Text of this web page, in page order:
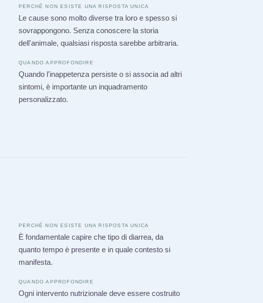
PERCHÉ NON ESISTE UNA RISPOSTA UNICA
Le cause sono molto diverse tra loro e spesso si
sovrappongono. Senza conoscere la storia
dell'animale, qualsiasi risposta sarebbe arbitraria.
QUANDO APPROFONDIRE
Quando l'inappetenza persiste o si associa ad altri
sintomi, è importante un inquadramento
personalizzato.
PERCHÉ NON ESISTE UNA RISPOSTA UNICA
È fondamentale capire che tipo di diarrea, da
quanto tempo è presente e in quale contesto si
manifesta.
QUANDO APPROFONDIRE
Ogni intervento nutrizionale deve essere costruito